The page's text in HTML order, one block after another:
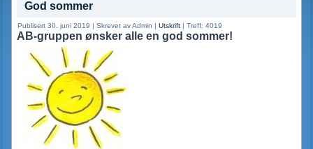
God sommer
Publisert 30. juni 2019 |Skrevet av Admin |Utskrift |Treff: 4019
AB-gruppen ønsker alle en god sommer!